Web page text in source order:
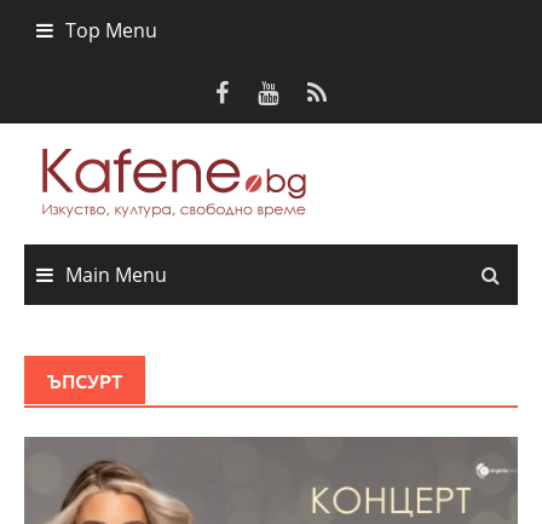
Top Menu
Main Menu
ЪПСУРТ